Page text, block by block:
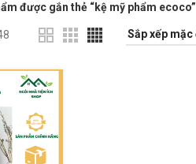
được gắn thẻ “kệ mỹ phẩm ecoco”